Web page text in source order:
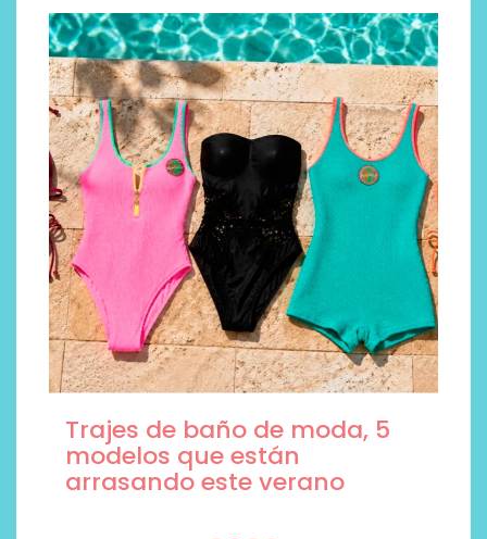
Trajes de baño de moda, 5
modelos que están
arrasando este verano